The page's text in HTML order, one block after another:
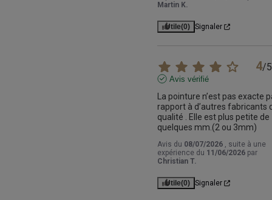
Martin K.
Utile(0) Signaler
4/5
Avis vérifié
La pointure n’est pas exacte
rapport à d’autres fabricants
qualité . Elle est plus petite de
quelques mm.(2 ou 3mm)
Avis du 08/07/2026 , suite à une
expérience du 11/06/2026 par
Christian T.
Utile(0) Signaler